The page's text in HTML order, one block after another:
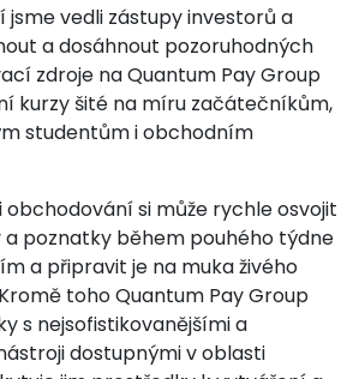
jsme vedli zástupy investorů a
a dosáhnout pozoruhodných
zdroje na Quantum Pay Group
kurzy šité na míru začátečníkům,
studentům i obchodním
obchodování si může rychle osvojit
poznatky během pouhého týdne
a připravit je na muka živého
toho Quantum Pay Group
s nejsofistikovanějšími a
dostupnými v oblasti